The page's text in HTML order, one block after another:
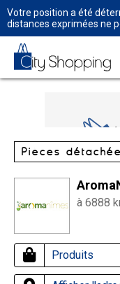
Votre position a été
distances exprimées ne
Pièces
à 6888
Produits